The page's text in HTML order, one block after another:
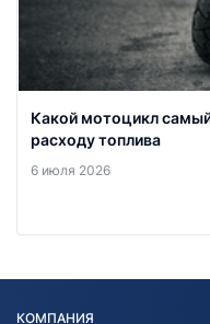
Какой мотоцикл
расходу топлива
6 июля 2026
КОМПАНИЯ